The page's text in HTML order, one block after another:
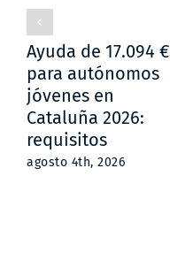
Ayuda de 17.094 €
para autónomos
jóvenes en
Cataluña 2026:
requisitos
agosto 4th, 2026